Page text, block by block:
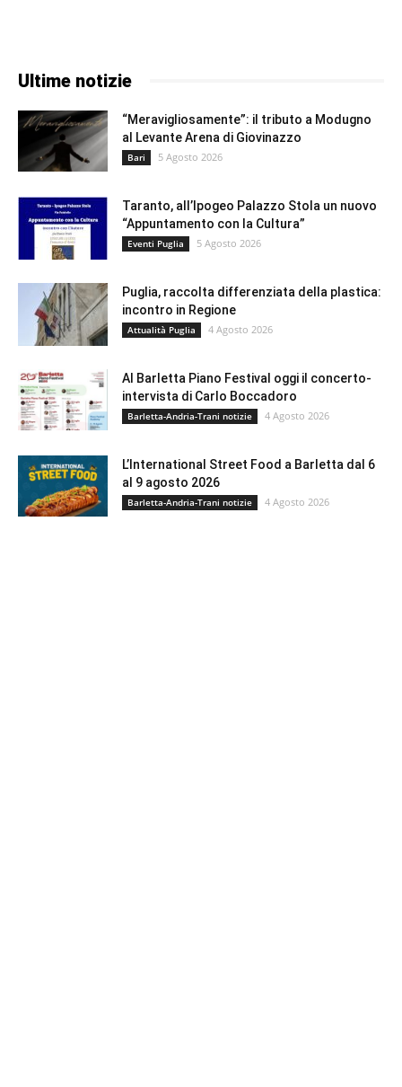
Ultime notizie
“Meravigliosamente”: il tributo a Modugno
al Levante Arena di Giovinazzo
Bari 5 Agosto 2026
Taranto, all’Ipogeo Palazzo Stola un nuovo
“Appuntamento con la Cultura”
Eventi Puglia 5 Agosto 2026
Puglia, raccolta differenziata della plastica:
incontro in Regione
Attualità Puglia 4 Agosto 2026
Al Barletta Piano Festival oggi il concerto-
intervista di Carlo Boccadoro
Barletta-Andria-Trani notizie 4 Agosto 2026
L’International Street Food a Barletta dal 6
al 9 agosto 2026
Barletta-Andria-Trani notizie 4 Agosto 2026